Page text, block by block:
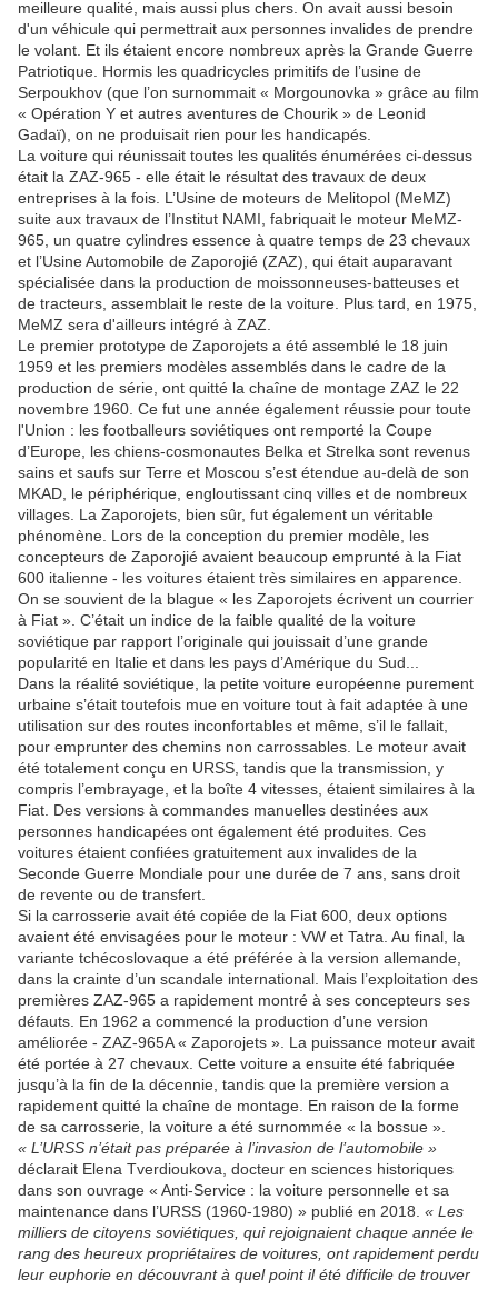
meilleure qualité, mais aussi plus chers. On avait aussi besoin
d'un véhicule qui permettrait aux personnes invalides de prendre
le volant. Et ils étaient encore nombreux après la Grande Guerre
Patriotique. Hormis les quadricycles primitifs de l’usine de
Serpoukhov (que l’on surnommait « Morgounovka » grâce au film
« Opération Y et autres aventures de Chourik » de Leonid
Gadaï), on ne produisait rien pour les handicapés.
La voiture qui réunissait toutes les qualités énumérées ci-dessus
était la ZAZ-965 - elle était le résultat des travaux de deux
entreprises à la fois. L’Usine de moteurs de Melitopol (MeMZ)
suite aux travaux de l’Institut NAMI, fabriquait le moteur MeMZ-
965, un quatre cylindres essence à quatre temps de 23 chevaux
et l’Usine Automobile de Zaporojié (ZAZ), qui était auparavant
spécialisée dans la production de moissonneuses-batteuses et
de tracteurs, assemblait le reste de la voiture. Plus tard, en 1975,
MeMZ sera d'ailleurs intégré à ZAZ.
Le premier prototype de Zaporojets a été assemblé le 18 juin
1959 et les premiers modèles assemblés dans le cadre de la
production de série, ont quitté la chaîne de montage ZAZ le 22
novembre 1960. Ce fut une année également réussie pour toute
l'Union : les footballeurs soviétiques ont remporté la Coupe
d’Europe, les chiens-cosmonautes Belka et Strelka sont revenus
sains et saufs sur Terre et Moscou s’est étendue au-delà de son
MKAD, le périphérique, engloutissant cinq villes et de nombreux
villages. La Zaporojets, bien sûr, fut également un véritable
phénomène. Lors de la conception du premier modèle, les
concepteurs de Zaporojié avaient beaucoup emprunté à la Fiat
600 italienne - les voitures étaient très similaires en apparence.
On se souvient de la blague « les Zaporojets écrivent un courrier
à Fiat ». C’était un indice de la faible qualité de la voiture
soviétique par rapport l’originale qui jouissait d’une grande
popularité en Italie et dans les pays d’Amérique du Sud...
Dans la réalité soviétique, la petite voiture européenne purement
urbaine s’était toutefois mue en voiture tout à fait adaptée à une
utilisation sur des routes inconfortables et même, s’il le fallait,
pour emprunter des chemins non carrossables. Le moteur avait
été totalement conçu en URSS, tandis que la transmission, y
compris l’embrayage, et la boîte 4 vitesses, étaient similaires à la
Fiat. Des versions à commandes manuelles destinées aux
personnes handicapées ont également été produites. Ces
voitures étaient confiées gratuitement aux invalides de la
Seconde Guerre Mondiale pour une durée de 7 ans, sans droit
de revente ou de transfert.
Si la carrosserie avait été copiée de la Fiat 600, deux options
avaient été envisagées pour le moteur : VW et Tatra. Au final, la
variante tchécoslovaque a été préférée à la version allemande,
dans la crainte d’un scandale international. Mais l’exploitation des
premières ZAZ-965 a rapidement montré à ses concepteurs ses
défauts. En 1962 a commencé la production d’une version
améliorée - ZAZ-965A « Zaporojets ». La puissance moteur avait
été portée à 27 chevaux. Cette voiture a ensuite été fabriquée
jusqu’à la fin de la décennie, tandis que la première version a
rapidement quitté la chaîne de montage. En raison de la forme
de sa carrosserie, la voiture a été surnommée « la bossue ».
« L’URSS n’était pas préparée à l’invasion de l’automobile »
déclarait Elena Tverdioukova, docteur en sciences historiques
dans son ouvrage « Anti-Service : la voiture personnelle et sa
maintenance dans l’URSS (1960-1980) » publié en 2018. « Les
milliers de citoyens soviétiques, qui rejoignaient chaque année le
rang des heureux propriétaires de voitures, ont rapidement perdu
leur euphorie en découvrant à quel point il été difficile de trouver